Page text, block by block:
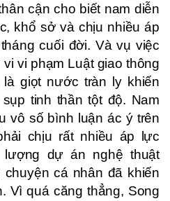
cận cho biết nam diễn
khổ sở và chịu nhiều áp
cuối đời. Và vụ việc
vi phạm Luật giao thông
giọt nước tràn ly khiến
tinh thần tột độ. Nam
vô số bình luận ác ý trên
chịu rất nhiều áp lực
lượng dự án nghệ thuật
cá nhân đã khiến
Vì quá căng thẳng, Song